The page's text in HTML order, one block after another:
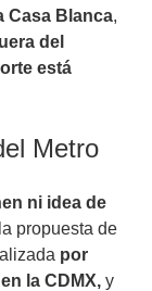
Casa Blanca,
del
está
Metro
ni idea de
propuesta de
por
la CDMX, y